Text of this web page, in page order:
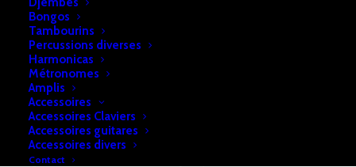
Bongos
Tambourins
Percussions diverses
Harmonicas
Métronomes
Amplis
Accessoires
Accessoires Claviers
Accessoires guitares
Accessoires divers
Contact
INFOS
Guitare Folk électro-acoustique noire
Phoenix 002 CE BK noire
Taille adulte et enfant de 12 ans